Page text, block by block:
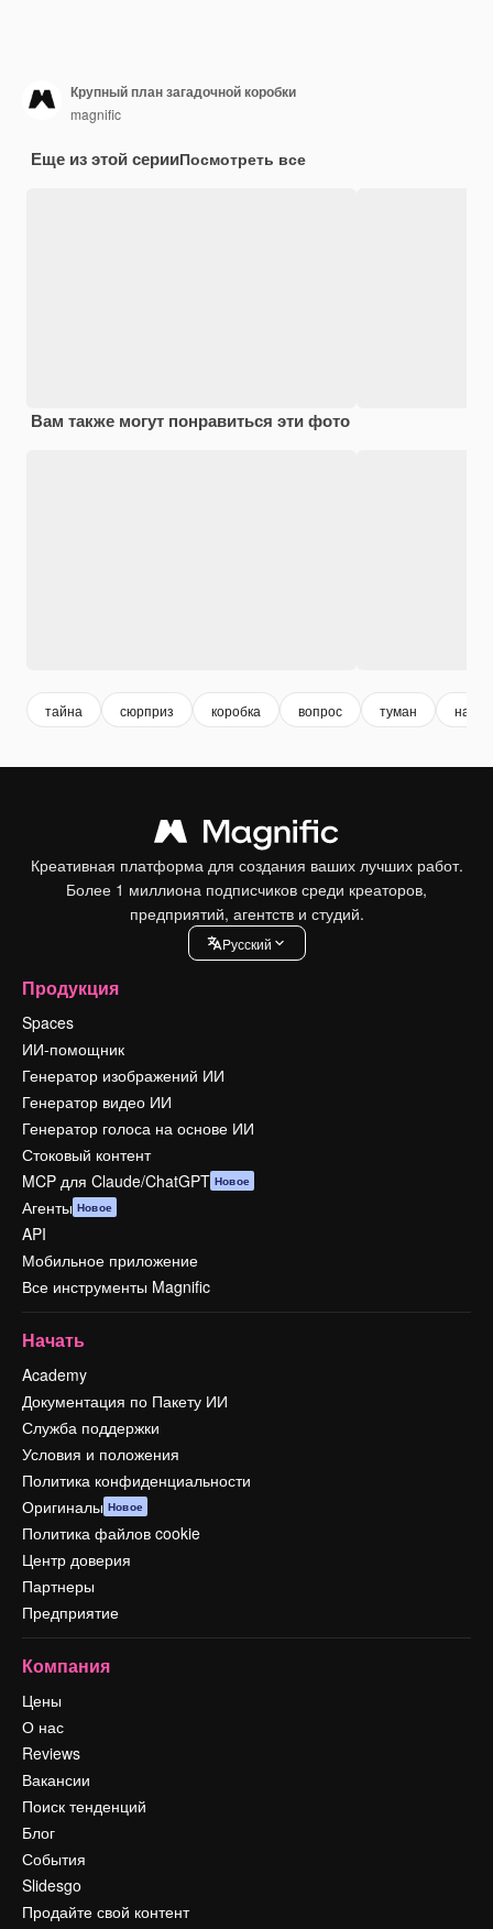
Крупный план загадочной коробки
magnific
Еще из этой серииПосмотреть все
Вам также могут понравиться эти фото
тайна сюрприз коробка вопрос туман
Креативная платформа для создания ваших лучших работ.
Более 1 миллиона подписчиков среди креаторов,
предприятий, агентств и студий.
Pусский
Продукция
Spaces
ИИ-помощник
Генератор изображений ИИ
Генератор видео ИИ
Генератор голоса на основе ИИ
Стоковый контент
MCP для Claude/ChatGPT Новое
Агенты Новое
API
Мобильное приложение
Все инструменты Magnific
Начать
Academy
Документация по Пакету ИИ
Служба поддержки
Условия и положения
Политика конфиденциальности
Оригиналы Новое
Политика файлов cookie
Центр доверия
Партнеры
Предприятие
Компания
Цены
О нас
Reviews
Вакансии
Поиск тенденций
Блог
События
Slidesgo
Продайте свой контент